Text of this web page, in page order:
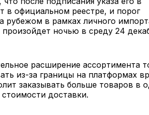
в официальном реестре, и порог
рубежом в рамках личного
ночью в среду 24
расширение ассортимента
из-за границы на платформах
заказывать больше товаров в
доставки.